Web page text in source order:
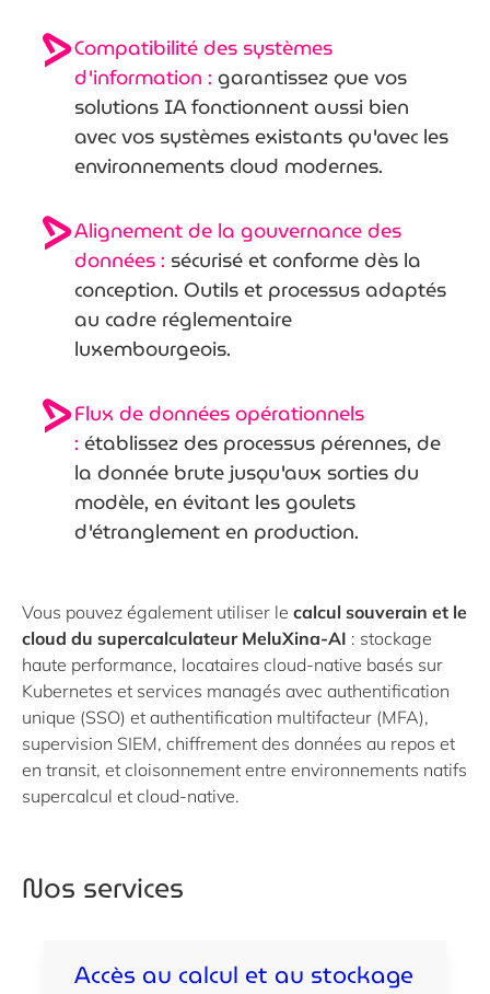
Compatibilité des systèmes
d'information : garantissez que vos
solutions IA fonctionnent aussi bien
avec vos systèmes existants qu'avec les
environnements cloud modernes.
Alignement de la gouvernance des
données : sécurisé et conforme dès la
conception. Outils et processus adaptés
au cadre réglementaire
luxembourgeois.
Flux de données opérationnels
: établissez des processus pérennes, de
la donnée brute jusqu'aux sorties du
modèle, en évitant les goulets
d'étranglement en production.
Vous pouvez également utiliser le calcul souverain et le
cloud du supercalculateur MeluXina-AI : stockage
haute performance, locataires cloud-native basés sur
Kubernetes et services managés avec authentification
unique (SSO) et authentification multifacteur (MFA),
supervision SIEM, chiffrement des données au repos et
en transit, et cloisonnement entre environnements natifs
supercalcul et cloud-native.
Nos services
Accès au calcul et au stockage